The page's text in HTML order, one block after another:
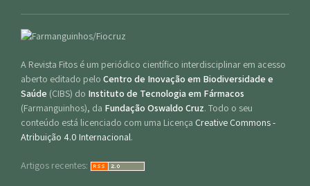
A Revista Fitos é um periódico científico interdisciplinar em acesso
aberto editado pelo Centro de Inovação em Biodiversidade e
Saúde (CIBS) do Instituto de Tecnologia em Fármacos
(Farmanguinhos), da Fundação Oswaldo Cruz. Todo o seu
conteúdo está licenciado com uma Licença Creative Commons -
Atribuição 4.0 Internacional.
Artigos recentes: